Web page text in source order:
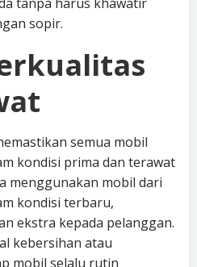
sopir.
semua mobil
kondisi prima dan terawat
menggunakan mobil dari
kondisi terbaru,
ekstra kepada pelanggan.
kebersihan atau
mobil selalu rutin